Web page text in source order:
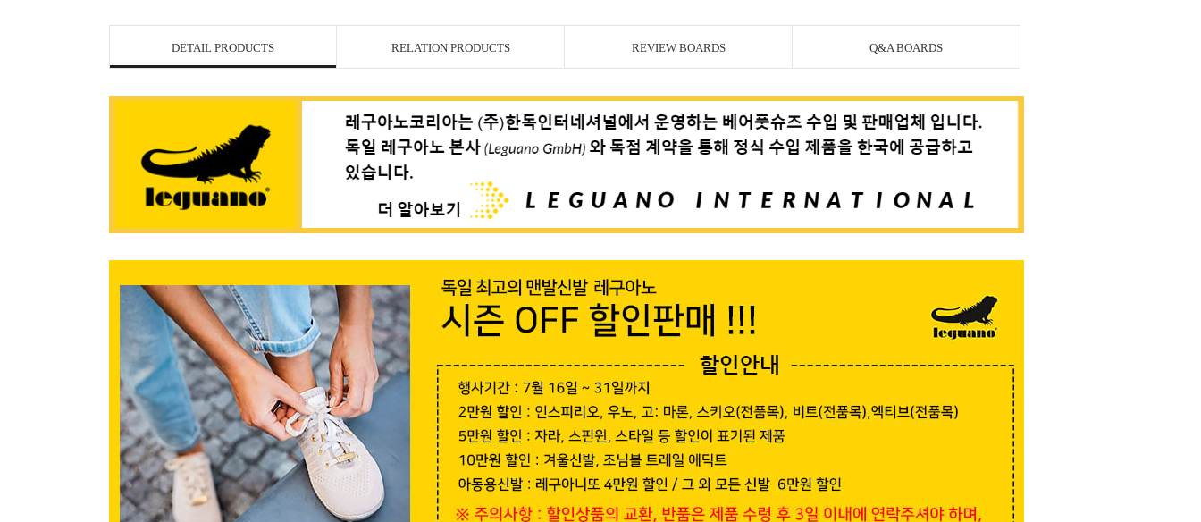
DETAIL PRODUCTS RELATION PRODUCTS REVIEW BOARDS Q&A BOARDS